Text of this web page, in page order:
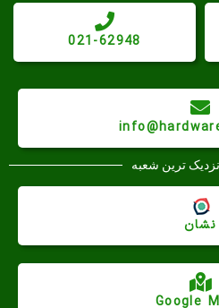
021-62948
ترین شعبه
Google
نشان